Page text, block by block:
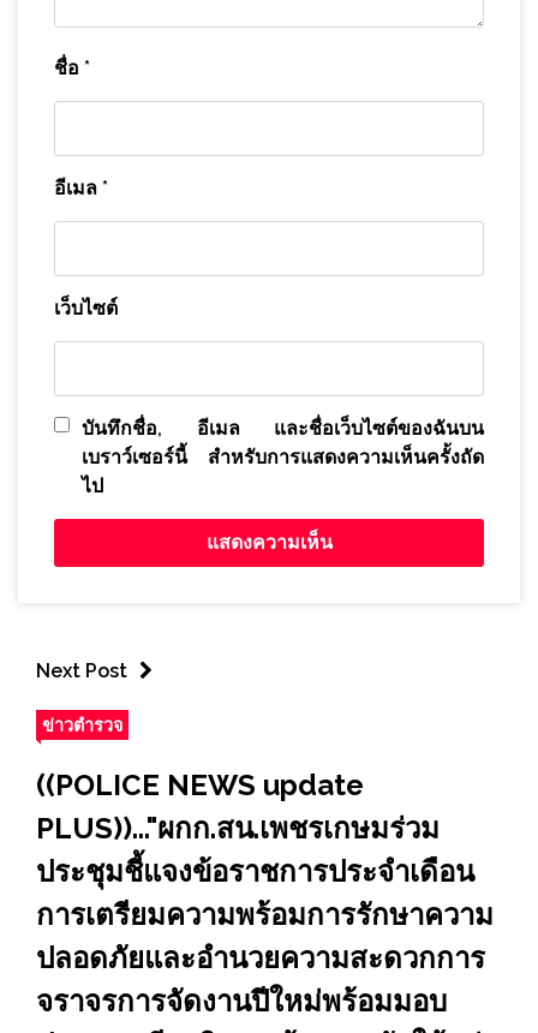
ชื่อ *
อีเมล *
เว็บไซต์
บันทึกชื่อ, อีเมล และชื่อเว็บไซต์ของฉันบน
เบราว์เซอร์นี้ สำหรับการแสดงความเห็นครั้งถัด
ไป
Next Post
ข่าวตำรวจ
((POLICE NEWS update
PLUS))..."ผกก.สน.เพชรเกษมร่วม
ประชุมชี้แจงข้อราชการประจำเดือน
การเตรียมความพร้อมการรักษาความ
ปลอดภัยและอำนวยความสะดวกการ
จราจรการจัดงานปีใหม่พร้อมมอบ